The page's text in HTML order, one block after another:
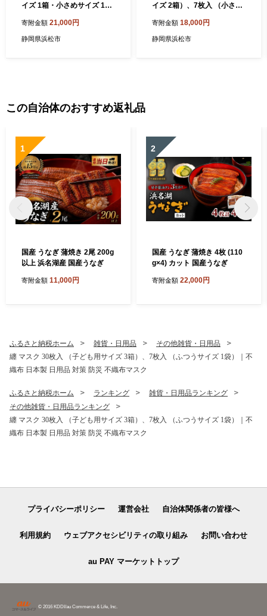
イズ 1箱・小さめサイズ 1
不織布 日本製 日用品 対策 防
災 不織布マスク
寄附金額 21,000円
静岡県浜松市
イズ 2箱）、7枚入 （小さめ
日用品 対策 防災 不織布マス
ク
寄附金額 18,000円
静岡県浜松市
この自治体のおすすめ返礼品
1
国産 うなぎ 蒲焼き 2尾 200g
以上 浜名湖産 国産うなぎ
寄附金額 11,000円
2
国産 うなぎ 蒲焼き 4枚 (110
g×4) カット 国産うなぎ
寄附金額 22,000円
ふるさと納税ホーム 雑貨・日用品
その他雑貨・日用品
纏 マスク 30枚入 （子ども用サイズ 3箱）、7枚入 （ふつうサイズ 1袋）｜不
織布 日本製 日用品 対策 防災 不織布マスク
ふるさと納税ホーム ランキング
雑貨・日用品ランキング
その他雑貨・日用品ランキング
纏 マスク 30枚入 （子ども用サイズ 3箱）、7枚入 （ふつうサイズ 1袋）｜不
織布 日本製 日用品 対策 防災 不織布マスク
プライバシーポリシー 運営会社 自治体関係者の皆様へ
利用規約 ウェブアクセシビリティの取り組み お問い合わせ
au PAY マーケットトップ
© 2016 KDDI/au Commerce & Life, Inc.